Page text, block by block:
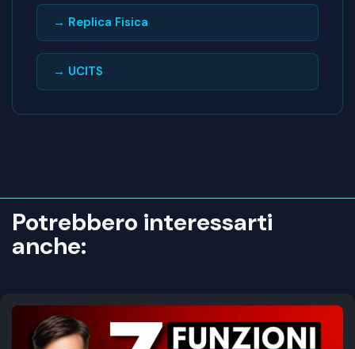
→ Replica Fisica
→ UCITS
Potrebbero interessarti
anche: